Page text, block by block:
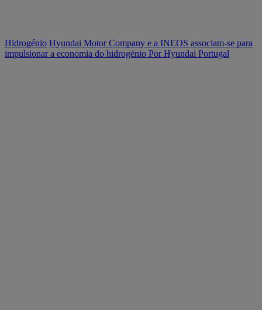
Hidrogénio Hyundai Motor Company e a INEOS associam-se para
impulsionar a economia do hidrogénio Por Hyundai Portugal